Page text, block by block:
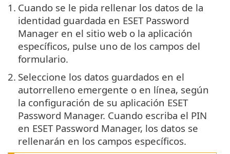
1. Cuando se le pida rellenar los datos de la
identidad guardada en ESET Password
Manager en el sitio web o la aplicación
específicos, pulse uno de los campos del
formulario.
2. Seleccione los datos guardados en el
autorrelleno emergente o en línea, según
la configuración de su aplicación ESET
Password Manager. Cuando escriba el PIN
en ESET Password Manager, los datos se
rellenarán en los campos específicos.